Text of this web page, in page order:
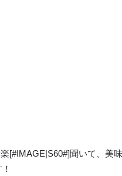
[#IMAGE|S60#]聞いて、美